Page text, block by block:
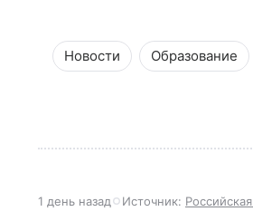
Новости Образование
1 день назад Источник: